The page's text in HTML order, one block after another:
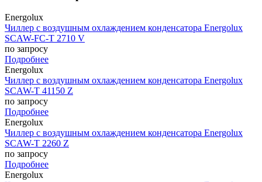
Energolux
Чиллер с воздушным охлаждением конденсатора Energolux
SCAW-FC-T 2710 V
по запросу
Подробнее
Energolux
Чиллер с воздушным охлаждением конденсатора Energolux
SCAW-T 41150 Z
по запросу
Подробнее
Energolux
Чиллер с воздушным охлаждением конденсатора Energolux
SCAW-T 2260 Z
по запросу
Подробнее
Energolux